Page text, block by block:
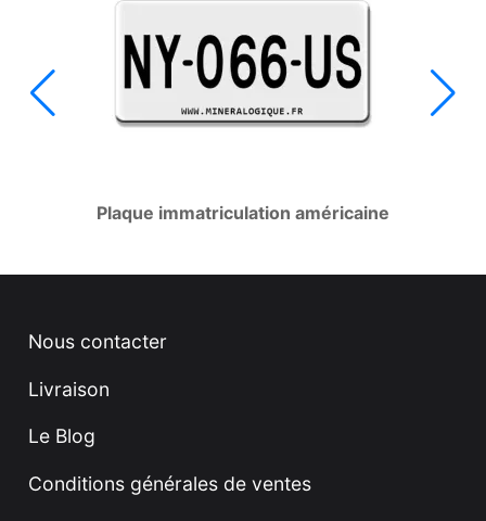
Plaque immatriculation américaine
Nous contacter
Livraison
Le Blog
Conditions générales de ventes